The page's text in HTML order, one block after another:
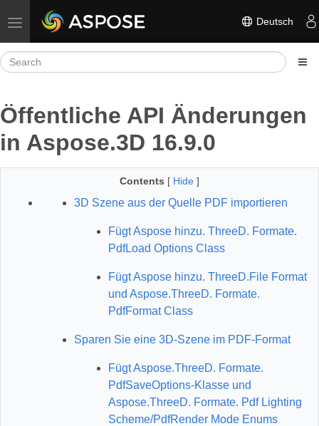
Toggle navigation Deutsch
Öffentliche API Änderungen
in Aspose.3D 16.9.0
Contents [ Hide ]
3D Szene aus der Quelle PDF importieren
Fügt Aspose hinzu. ThreeD. Formate.
PdfLoad Options Class
Fügt Aspose hinzu. ThreeD.File Format
und Aspose.ThreeD. Formate.
PdfFormat Class
Sparen Sie eine 3D-Szene im PDF-Format
Fügt Aspose.ThreeD. Formate.
PdfSaveOptions-Klasse und
Aspose.ThreeD. Formate. Pdf Lighting
Scheme/PdfRender Mode Enums